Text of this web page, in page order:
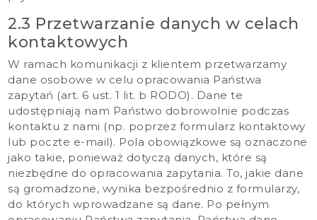
2.3 Przetwarzanie danych w celach
kontaktowych
W ramach komunikacji z klientem przetwarzamy
dane osobowe w celu opracowania Państwa
zapytań (art. 6 ust. 1 lit. b RODO). Dane te
udostępniają nam Państwo dobrowolnie podczas
kontaktu z nami (np. poprzez formularz kontaktowy
lub poczte e-mail). Pola obowiązkowe są oznaczone
jako takie, ponieważ dotyczą danych, które są
niezbędne do opracowania zapytania. To, jakie dane
są gromadzone, wynika bezpośrednio z formularzy,
do których wprowadzane są dane. Po pełnym